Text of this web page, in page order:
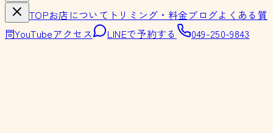
TOPお店について トリミング・料金ブログよくある質
問YouTubeアクセス LINEで予約する 049-250-9843